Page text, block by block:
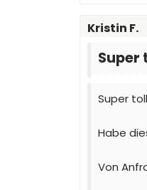
Kristin F.
Super
Super
Habe
Von